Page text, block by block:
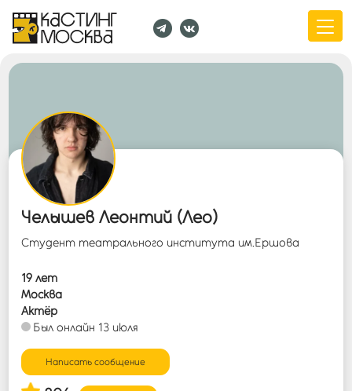
Челышев Леонтий (Лео)
Студент театрального института им.Ершова
19 лет
Москва
Актёр
Был онлайн 13 июля
Написать сообщение